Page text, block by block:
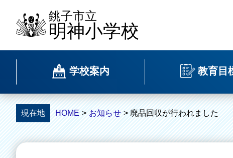
銚子市立
明神小学校
学校案内 教育目
現在地 HOME > お知らせ > 廃品回収が行われました